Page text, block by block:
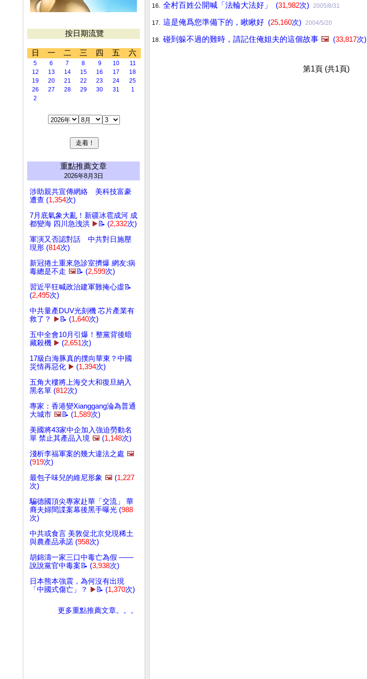
按日期流覽
日 一 二 三 四 五 六
5 6 7 8 9 10
11
12
13 14 15 16 17
18
19
20 21 22 23 24
25
26
27 28 29 30 31
1
2
重點推薦文章
2026年8月3日
涉助親共宣傳網絡 美科技富豪
遭查 (1,354次)
7月底氣象大亂！新疆冰雹成河 成
都變海 四川急洩洪 ▶️📝 (2,332次)
軍演又否認對話 中共對日施壓
現形 (814次)
新冠捲土重來急診室擠爆 網友:病
毒總是不走 🖼️📝 (2,599次)
習近平狂喊政治建軍難掩心虛📝
(2,495次)
中共量產DUV光刻機 芯片產業有
救了？
▶️📝 (1,640次)
五中全會10月引爆！整黨背後暗
藏殺機 ▶️ (2,651次)
17級白海豚真的撲向華東？中國
災情再惡化 ▶️ (1,394次)
五角大樓將上海交大和復旦納入
黑名單 (812次)
專家：香港變Xianggang淪為普通
大城市 🖼️📝 (1,589次)
美國將43家中企加入強迫勞動名
單 禁止其產品入境 🖼️ (1,148次)
淺析李福軍案的幾大違法之處 🖼️
(919次)
最包子味兒的維尼形象 🖼️ (1,227
次)
騙德國頂尖專家赴華「交流」 華
裔夫婦間諜案幕後黑手曝光 (988
次)
中共或食言 美敦促北京兌現稀土
與農產品承諾 (958次)
胡錦濤一家三口中毒亡為假 ——
說說黨官中毒案📝 (3,938次)
日本熊本強震，為何沒有出現
「中國式傷亡」？
▶️📝 (1,370次)
更多重點推薦文章。。。
16. 全村百姓公開喊「法輪大法好」 (31,982次) 2005/8/31
17. 這是俺爲您準備下的，瞅瞅好 (25,160次) 2004/5/20
18. 碰到躲不過的難時，請記住俺姐夫的這個故事 🖼️ (33,817次)
第1頁 (共1頁)